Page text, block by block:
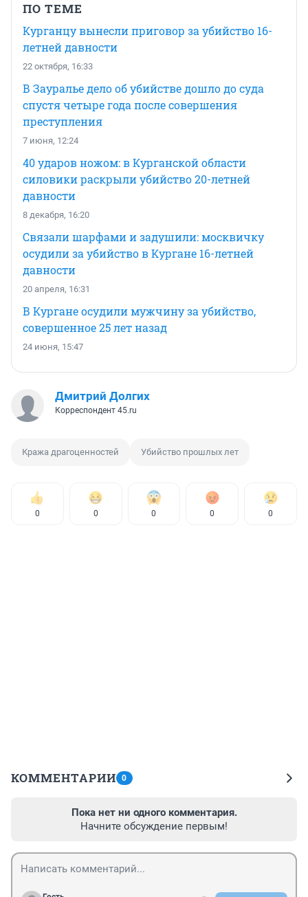
ПО ТЕМЕ
Курганцу вынесли приговор за убийство 16-
летней давности
22 октября, 16:33
В Зауралье дело об убийстве дошло до суда
спустя четыре года после совершения
преступления
7 июня, 12:24
40 ударов ножом: в Курганской области
силовики раскрыли убийство 20-летней
давности
8 декабря, 16:20
Связали шарфами и задушили: москвичку
осудили за убийство в Кургане 16-летней
давности
20 апреля, 16:31
В Кургане осудили мужчину за убийство,
совершенное 25 лет назад
24 июня, 15:47
Дмитрий Долгих
Корреспондент 45.ru
Кража драгоценностей Убийство прошлых лет
0 0 0 0 0
КОММЕНТАРИИ 0
Пока нет ни одного комментария.
Начните обсуждение первым!